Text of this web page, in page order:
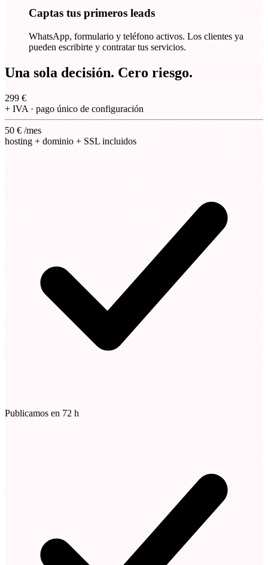
Captas tus primeros leads
WhatsApp, formulario y teléfono activos. Los clientes ya
pueden escribirte y contratar tus servicios.
Una sola decisión. Cero riesgo.
299 €
+ IVA · pago único de configuración
50 € /mes
hosting + dominio + SSL incluidos
Publicamos en 72 h